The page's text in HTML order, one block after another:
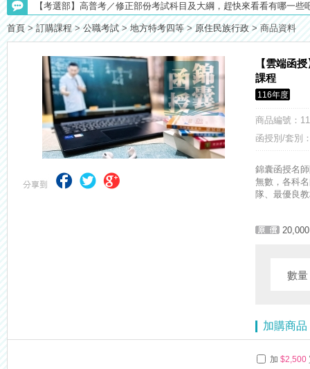
【考選部】高普考／修正部份考試科目及大綱，趕快來看看有哪一些
【注意】112年起高普不考「公文」／高考英文占比提升，快來看看
【最新】錦囊函授增加便利商店付款方式，便利到不行！馬上使用►
【考試院】國考證書數位化，112年起全面實施！點我看詳情>>>
【上榜生獎學金計畫】恭賀金榜！上榜生獎學金申請辦法與表格下
【求職秘技＼(￣O￣)】你對國營事業了解多少呢? 必考國事業的
【NEW】加入◆錦囊函授Facebook粉絲專頁◆，最新消息、優惠活
【重要】114年度起，雲端函授之課堂教材須知，請點我查看☀☀☀
首頁 > 訂購課程 > 公職考試 > 地方特考四等 > 原住民族行政 > 商品資料
【雲端函
課程
116年度
商品編號 ：
函授別/套別
錦囊函授名
無數，各科
隊、最優良
20,000
數
加購商品
加 $2,500